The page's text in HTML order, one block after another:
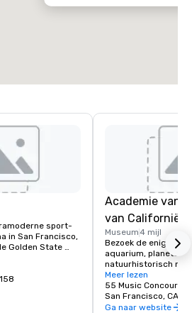
sport-
in San Francisco,
Golden State
per
Academie van
van Californië
Museum4 mijl
Bezoek de enige
aquarium,
natuurhistorisch
onder één levend
Meer lezen
55 Music Concourse
San Francisco, CA
Ga naar website